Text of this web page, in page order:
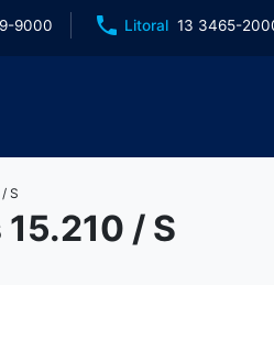
9000 phone Litoral 13 3465-
S
/ S